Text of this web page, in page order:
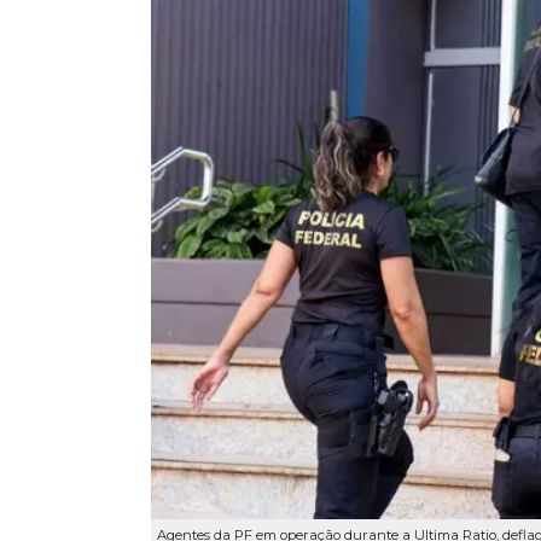
Agentes da PF em operação durante a Ultima Ratio,